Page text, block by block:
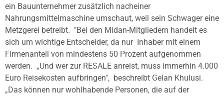
ein Bauunternehmer zusätzlich nacheiner
Nahrungsmittelmaschine umschaut, weil sein Schwager eine
Metzgerei betreibt. "Bei den Midan-Mitgliedern handelt es
sich um wichtige Entscheider, da nur
Inhaber mit einem
Firmenanteil von mindestens 50 Prozent aufgenommen
werden. „Und wer zur RESALE anreist, muss immerhin 4.000
Euro Reisekosten aufbringen", beschreibt Gelan Khulusi.
„Das können nur wohlhabende Personen, die auf der